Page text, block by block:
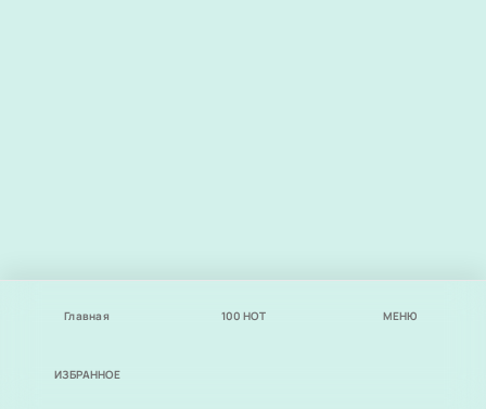
Главная 100 НОТ МЕНЮ
ИЗБРАННОЕ